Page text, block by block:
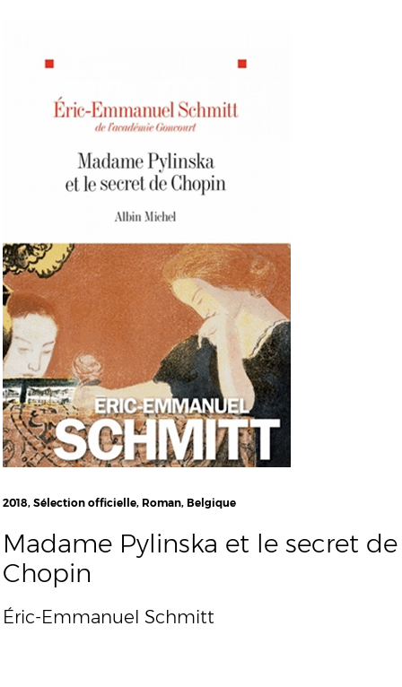
2018, Sélection officielle, Roman, Belgique
Madame Pylinska et le secret de
Chopin
Éric-Emmanuel Schmitt